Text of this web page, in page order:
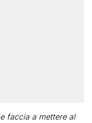
faccia a mettere al